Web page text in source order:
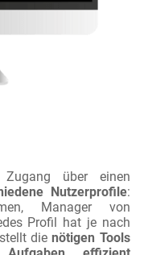
über einen
Nutzerprofile:
Manager von
Profil hat je nach
dienötigen Tools